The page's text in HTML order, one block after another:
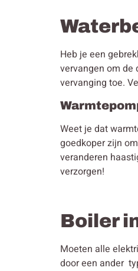
Heb je een
vervangen om de
vervanging toe.
Weet je dat
goedkoper zijn
veranderen
verzorgen!
Boiler
Moeten alle
door een ander